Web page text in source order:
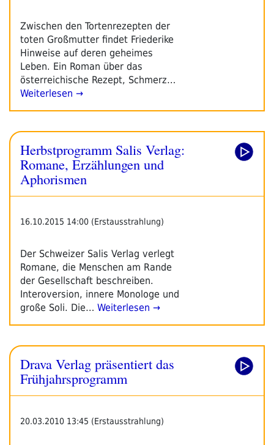
Zwischen den Tortenrezepten der
toten Großmutter findet Friederike
Hinweise auf deren geheimes
Leben. Ein Roman über das
österreichische Rezept, Schmerz…
Weiterlesen →
Herbstprogramm Salis Verlag:
Romane, Erzählungen und
Aphorismen
16.10.2015 14:00 (Erstausstrahlung)
Der Schweizer Salis Verlag verlegt
Romane, die Menschen am Rande
der Gesellschaft beschreiben.
Interoversion, innere Monologe und
große Soli. Die… Weiterlesen →
Drava Verlag präsentiert das
Frühjahrsprogramm
20.03.2010 13:45 (Erstausstrahlung)